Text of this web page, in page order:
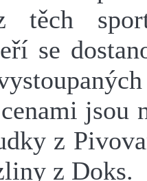
těch
se
jsou
z
z Doks.